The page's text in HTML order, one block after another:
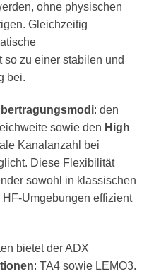
ohne physischen
Gleichzeitig
so zu einer stabilen und
bei.
: den
sowie den High
Kanalanzahl bei
Diese Flexibilität
sowohl in klassischen
Umgebungen effizient
bietet der ADX
: TA4 sowie LEMO3.